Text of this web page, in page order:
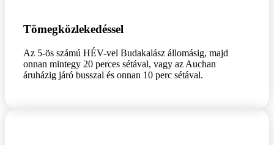
Tömegközlekedéssel
Az 5-ös számú HÉV-vel Budakalász állomásig, majd
onnan mintegy 20 perces sétával, vagy az Auchan
áruházig járó busszal és onnan 10 perc sétával.